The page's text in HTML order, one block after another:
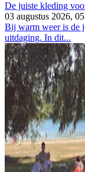
De juiste kleding
03 augustus 2026,
Bij warm weer is de
uitdaging. In dit...